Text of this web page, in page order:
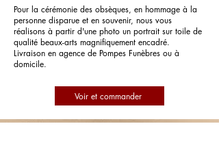
Pour la cérémonie des obsèques, en hommage à la
personne disparue et en souvenir, nous vous
réalisons à partir d'une photo un portrait sur toile de
qualité beaux-arts magnifiquement encadré.
Livraison en agence de Pompes Funèbres ou à
domicile.
Voir et commander